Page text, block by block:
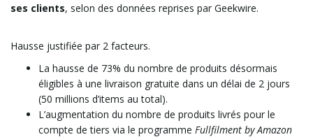
ses clients, selon des données reprises par Geekwire.
Hausse justifiée par 2 facteurs.
La hausse de 73% du nombre de produits désormais
éligibles à une livraison gratuite dans un délai de 2 jours
(50 millions d’items au total).
L’augmentation du nombre de produits livrés pour le
compte de tiers via le programme Fullfilment by Amazon